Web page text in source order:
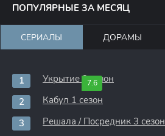
ПОПУЛЯРНЫЕ ЗА МЕСЯЦ
СЕРИАЛЫ ДОРАМЫ
7.6
Укрытие 3 сезон
Кабул 1 сезон
Решала / Посредник 3 сезон